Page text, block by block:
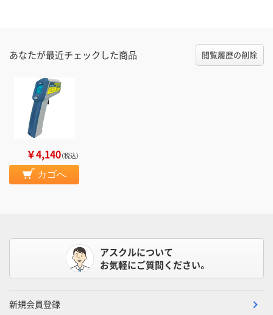
あなたが最近チェックした商品 閲覧履歴の削除
￥4,140（税込）
カゴへ
アスクルについて
お気軽にご質問ください。
新規会員登録